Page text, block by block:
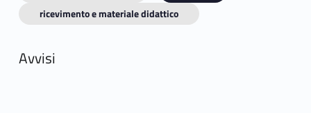
ricevimento e materiale didattico
Avvisi